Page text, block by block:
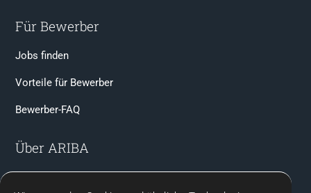
Für Bewerber
Jobs finden
Vorteile für Bewerber
Bewerber-FAQ
Über ARIBA